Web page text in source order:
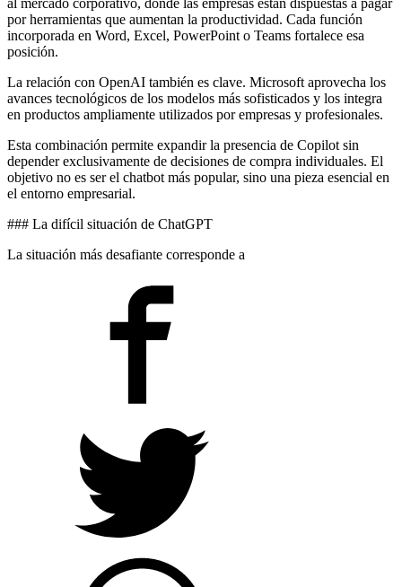
por herramientas que aumentan la productividad. Cada función
incorporada en Word, Excel, PowerPoint o Teams fortalece esa
posición.
La relación con OpenAI también es clave. Microsoft aprovecha los
avances tecnológicos de los modelos más sofisticados y los integra
en productos ampliamente utilizados por empresas y profesionales.
Esta combinación permite expandir la presencia de Copilot sin
depender exclusivamente de decisiones de compra individuales. El
objetivo no es ser el chatbot más popular, sino una pieza esencial en
el entorno empresarial.
### La difícil situación de ChatGPT
La situación más desafiante corresponde a